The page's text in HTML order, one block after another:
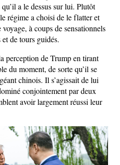
a le dessus sur lui. Plutôt
régime a choisi de le flatter et
à coups de sensationnels
et de tours guidés.
perception de Trump en tirant
du moment, de sorte qu’il se
chinois. Il s’agissait de lui
conjointement par deux
avoir largement réussi leur